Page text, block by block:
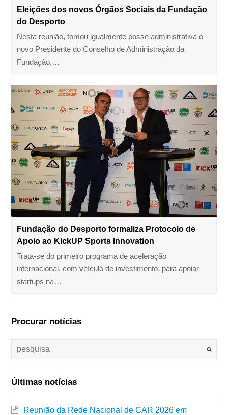
Eleições dos novos Órgãos Sociais da Fundação
do Desporto
Nesta reunião, tomou igualmente posse administrativa o
novo Presidente do Conselho de Administração da
Fundação,…
Fundação do Desporto formaliza Protocolo de
Apoio ao KickUP Sports Innovation
Trata-se do primeiro programa de aceleração
internacional, com veículo de investimento, para apoiar
startups na…
Procurar notícias
Últimas notícias
Reunião da Rede Nacional de CAR 2026 em